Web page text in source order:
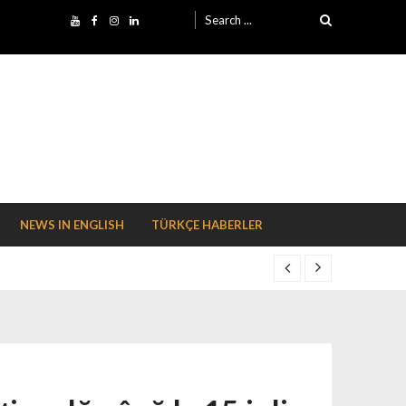
Search for:
NEWS IN ENGLISH TÜRKÇE HABERLER